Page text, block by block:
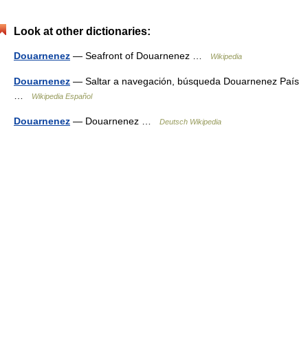
Look at other dictionaries:
Douarnenez — Seafront of Douarnenez … Wikipedia
Douarnenez — Saltar a navegación, búsqueda Douarnenez País
Wikipedia Español
Douarnenez — Douarnenez … Deutsch Wikipedia